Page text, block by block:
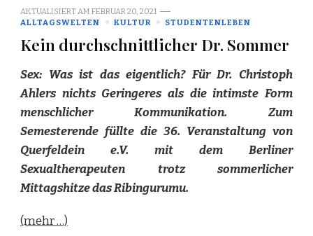
AKTUALISIERT AM FEBRUAR 20, 2021
ALLTAGSWELTEN
KULTUR STUDENTENLEBEN
Kein durchschnittlicher Dr. Sommer
Sex: Was ist das eigentlich? Für Dr. Christoph
Ahlers nichts Geringeres als die intimste Form
menschlicher Kommunikation. Zum
Semesterende füllte die 36. Veranstaltung von
Querfeldein e.V. mit dem Berliner
Sexualtherapeuten trotz sommerlicher
Mittagshitze das Ribingurumu.
(mehr …)